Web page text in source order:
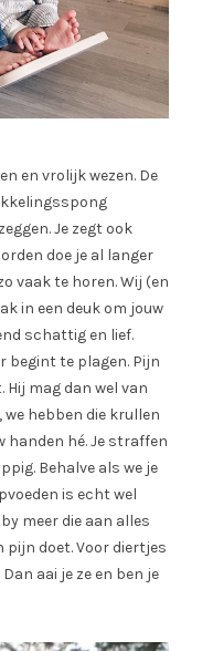
en vrolijk wezen. De
Je zegt ook
doe je al langer
vaak te horen. Wij (en
in een deuk om jouw
schattig en lief.
begint te plagen. Pijn
mag dan wel van
hebben die krullen
handen hé. Je straffen
Behalve als we je
is echt wel
meer die aan alles
pijn doet. Voor diertjes
aai je ze en ben je